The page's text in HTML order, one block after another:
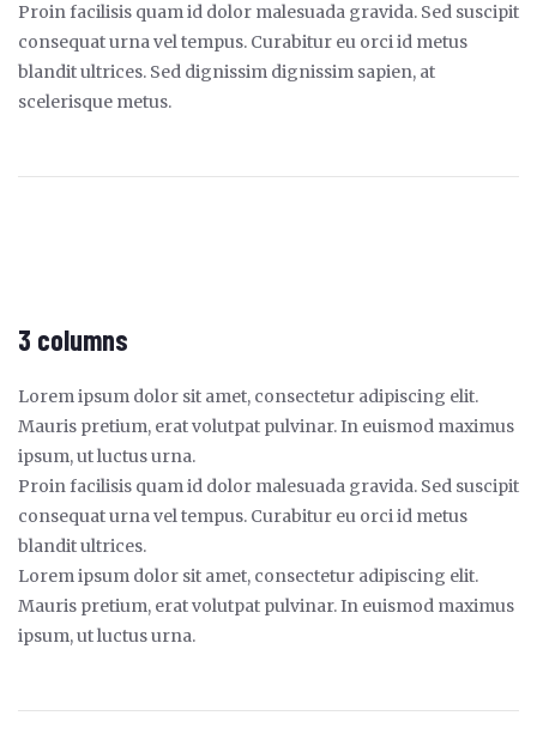
Proin facilisis quam id dolor malesuada gravida. Sed suscipit
consequat urna vel tempus. Curabitur eu orci id metus
blandit ultrices. Sed dignissim dignissim sapien, at
scelerisque metus.
3 columns
Lorem ipsum dolor sit amet, consectetur adipiscing elit.
Mauris pretium, erat volutpat pulvinar. In euismod maximus
ipsum, ut luctus urna.
Proin facilisis quam id dolor malesuada gravida. Sed suscipit
consequat urna vel tempus. Curabitur eu orci id metus
blandit ultrices.
Lorem ipsum dolor sit amet, consectetur adipiscing elit.
Mauris pretium, erat volutpat pulvinar. In euismod maximus
ipsum, ut luctus urna.